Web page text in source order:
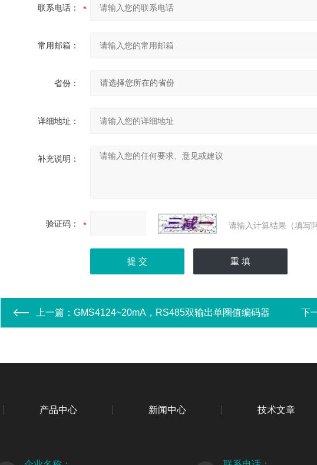
联系电话：
常用邮箱：
省份：
详细地址：
补充说明：
验证码： 请输入计算结果（填写
上一篇： GMS4124~20mA，RS485双输出单圈值编码器 下
产品中心 新闻中心 技术文章